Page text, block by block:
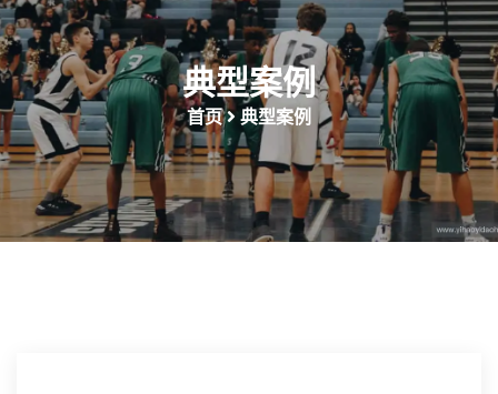
典型案例
首页 典型案例